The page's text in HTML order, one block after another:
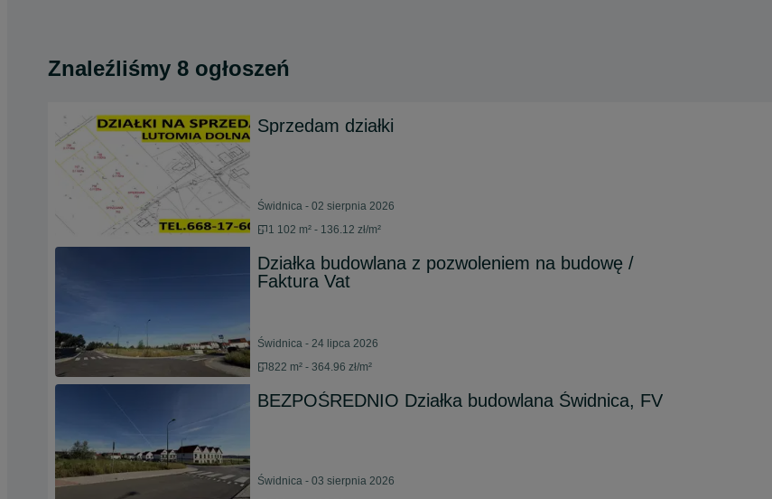
Znaleźliśmy 8 ogłoszeń
Sprzedam działki
Świdnica - 02 sierpnia 2026
1 102 m² - 136.12 zł/m²
Działka budowlana z pozwoleniem na budowę /
Faktura Vat
Świdnica - 24 lipca 2026
822 m² - 364.96 zł/m²
BEZPOŚREDNIO Działka budowlana Świdnica, FV
Świdnica - 03 sierpnia 2026